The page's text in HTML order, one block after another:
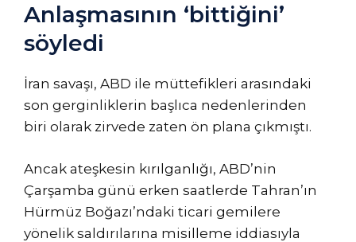
Anlaşmasının ‘bittiğini’
söyledi
İran savaşı, ABD ile müttefikleri arasındaki
son gerginliklerin başlıca nedenlerinden
biri olarak zirvede zaten ön plana çıkmıştı.
Ancak ateşkesin kırılganlığı, ABD’nin
Çarşamba günü erken saatlerde Tahran’ın
Hürmüz Boğazı’ndaki ticari gemilere
yönelik saldırılarına misilleme iddiasıyla